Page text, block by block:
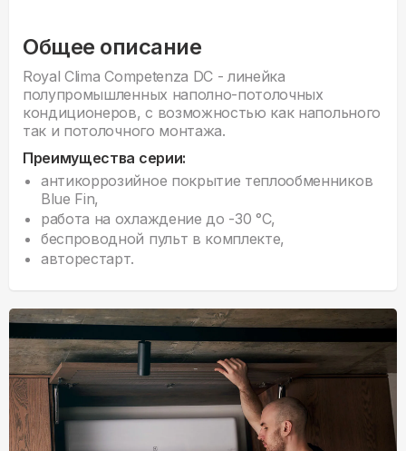
Общее описание
Royal Clima Competenza DC - линейка
полупромышленных наполно-потолочных
кондиционеров, с возможностью как напольного
так и потолочного монтажа.
Преимущества серии:
антикоррозийное покрытие теплообменников
Blue Fin,
работа на охлаждение до -30 °С,
беспроводной пульт в комплекте,
авторестарт.